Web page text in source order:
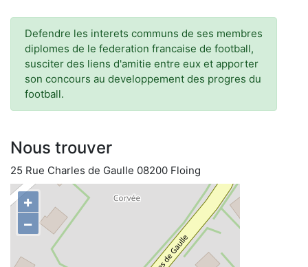
Defendre les interets communs de ses membres
diplomes de le federation francaise de football,
susciter des liens d'amitie entre eux et apporter
son concours au developpement des progres du
football.
Nous trouver
25 Rue Charles de Gaulle 08200 Floing
+
−